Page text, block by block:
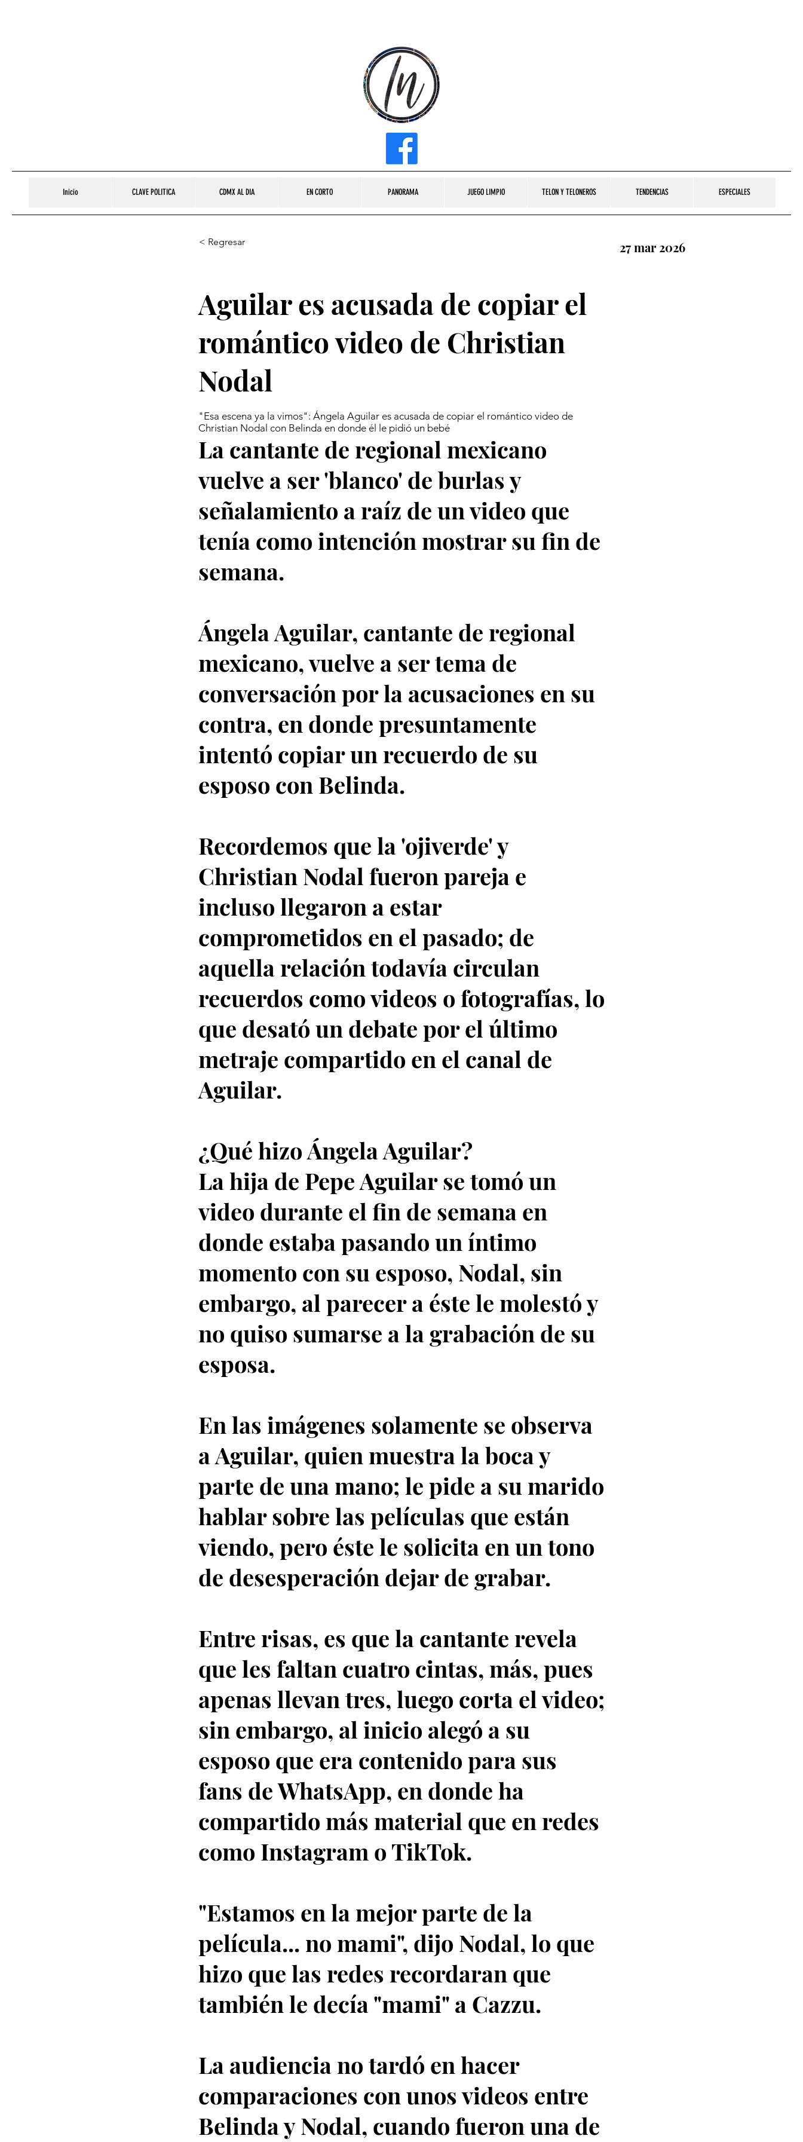
Inicio CLAVE POLITICA CDMX AL DIA EN CORTO PANORAMA JUEGO LIMPIO TELON Y TELONEROS TENDENCIAS ESPECIALES
< Regresar 27 mar 2026
Aguilar es acusada de copiar el
romántico video de Christian
Nodal
"Esa escena ya la vimos": Ángela Aguilar es acusada de copiar el romántico video de
Christian Nodal con Belinda en donde él le pidió un bebé
La cantante de regional mexicano
vuelve a ser 'blanco' de burlas y
señalamiento a raíz de un video que
tenía como intención mostrar su fin de
semana.
Ángela Aguilar, cantante de regional
mexicano, vuelve a ser tema de
conversación por la acusaciones en su
contra, en donde presuntamente
intentó copiar un recuerdo de su
esposo con Belinda.
Recordemos que la 'ojiverde' y
Christian Nodal fueron pareja e
incluso llegaron a estar
comprometidos en el pasado; de
aquella relación todavía circulan
recuerdos como videos o fotografías, lo
que desató un debate por el último
metraje compartido en el canal de
Aguilar.
¿Qué hizo Ángela Aguilar?
La hija de Pepe Aguilar se tomó un
video durante el fin de semana en
donde estaba pasando un íntimo
momento con su esposo, Nodal, sin
embargo, al parecer a éste le molestó y
no quiso sumarse a la grabación de su
esposa.
En las imágenes solamente se observa
a Aguilar, quien muestra la boca y
parte de una mano; le pide a su marido
hablar sobre las películas que están
viendo, pero éste le solicita en un tono
de desesperación dejar de grabar.
Entre risas, es que la cantante revela
que les faltan cuatro cintas, más, pues
apenas llevan tres, luego corta el video;
sin embargo, al inicio alegó a su
esposo que era contenido para sus
fans de WhatsApp, en donde ha
compartido más material que en redes
como Instagram o TikTok.
"Estamos en la mejor parte de la
película... no mami", dijo Nodal, lo que
hizo que las redes recordaran que
también le decía "mami" a Cazzu.
La audiencia no tardó en hacer
comparaciones con unos videos entre
Belinda y Nodal, cuando fueron una de